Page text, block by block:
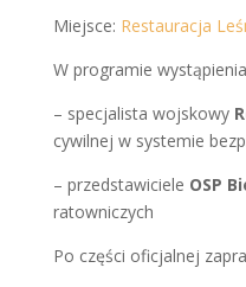
Miejsce: Restauracja
W programie
– specjalista wojskowy
cywilnej w systemie
– przedstawiciele OSP
ratowniczych
Po części oficjalnej